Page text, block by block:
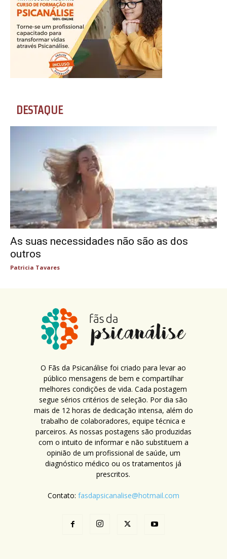
DESTAQUE
As suas necessidades não são as dos
outros
Patricia Tavares
O Fãs da Psicanálise foi criado para levar ao
público mensagens de bem e compartilhar
melhores condições de vida. Cada postagem
segue sérios critérios de seleção. Por dia são
mais de 12 horas de dedicação intensa, além do
trabalho de colaboradores, equipe técnica e
parceiros. As nossas postagens são produzidas
com o intuito de informar e não substituem a
opinião de um profissional de saúde, um
diagnóstico médico ou os tratamentos já
prescritos.
Contato: fasdapsicanalise@hotmail.com